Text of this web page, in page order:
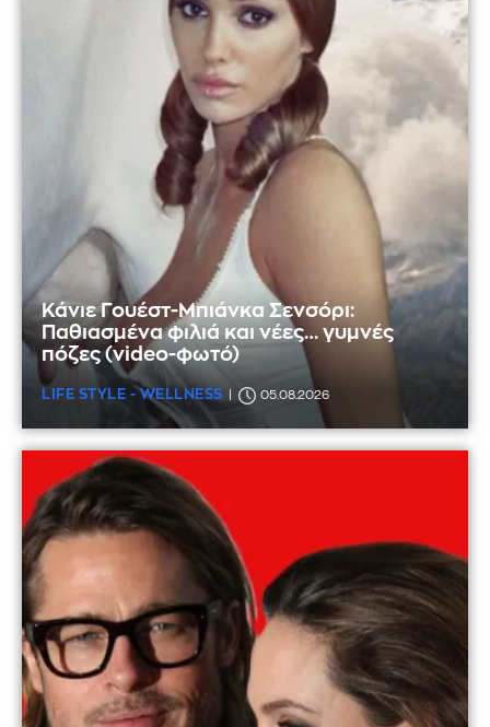
Κάνιε Γουέστ-Μπιάνκα Σενσόρι:
Παθιασμένα φιλιά και νέες… γυμνές
πόζες (video-φωτό)
LIFE STYLE - WELLNESS 05.08.2026